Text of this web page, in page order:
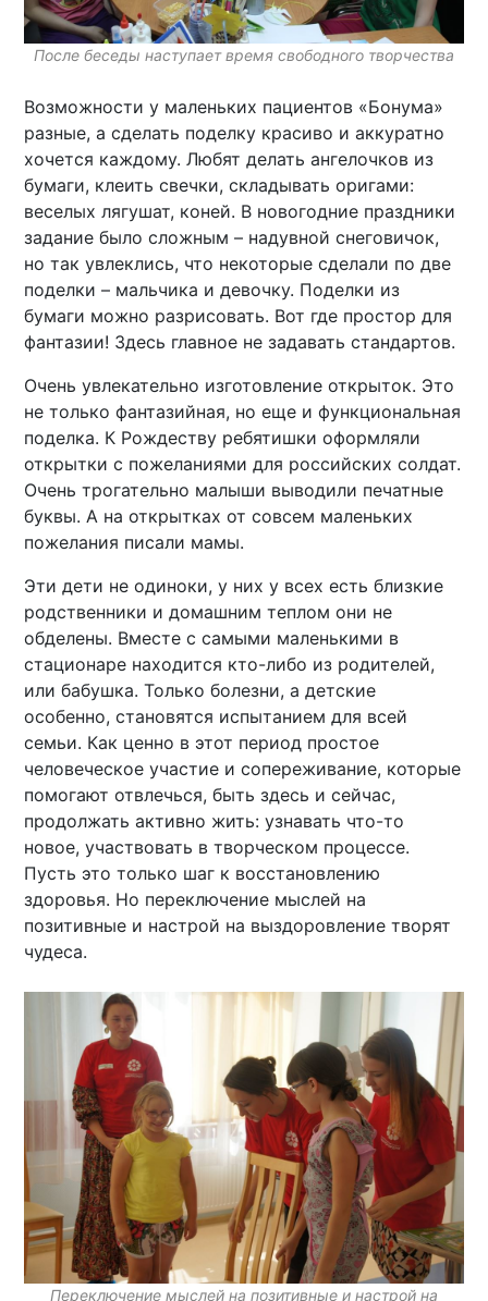
После беседы наступает время свободного творчества
Возможности у маленьких пациентов «Бонума»
разные, а сделать поделку красиво и аккуратно
хочется каждому. Любят делать ангелочков из
бумаги, клеить свечки, складывать оригами:
веселых лягушат, коней. В новогодние праздники
задание было сложным – надувной снеговичок,
но так увлеклись, что некоторые сделали по две
поделки – мальчика и девочку. Поделки из
бумаги можно разрисовать. Вот где простор для
фантазии! Здесь главное не задавать стандартов.
Очень увлекательно изготовление открыток. Это
не только фантазийная, но еще и функциональная
поделка. К Рождеству ребятишки оформляли
открытки с пожеланиями для российских солдат.
Очень трогательно малыши выводили печатные
буквы. А на открытках от совсем маленьких
пожелания писали мамы.
Эти дети не одиноки, у них у всех есть близкие
родственники и домашним теплом они не
обделены. Вместе с самыми маленькими в
стационаре находится кто-либо из родителей,
или бабушка. Только болезни, а детские
особенно, становятся испытанием для всей
семьи. Как ценно в этот период простое
человеческое участие и сопереживание, которые
помогают отвлечься, быть здесь и сейчас,
продолжать активно жить: узнавать что-то
новое, участвовать в творческом процессе.
Пусть это только шаг к восстановлению
здоровья. Но переключение мыслей на
позитивные и настрой на выздоровление творят
чудеса.
Переключение мыслей на позитивные и настрой на